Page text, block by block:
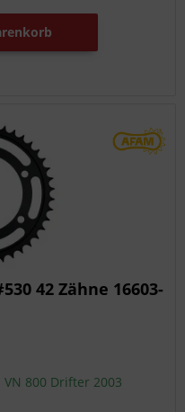
42 Zähne 16603-
800 Drifter 2003